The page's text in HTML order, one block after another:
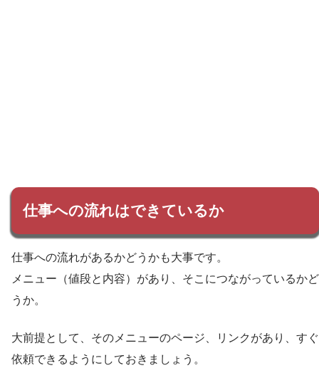
仕事への流れはできているか
仕事への流れがあるかどうかも大事です。
メニュー（値段と内容）があり、そこにつながっているかど
うか。
大前提として、そのメニューのページ、リンクがあり、すぐ
依頼できるようにしておきましょう。